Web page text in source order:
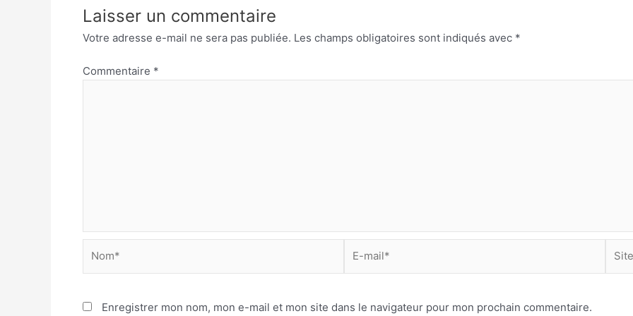
Laisser un commentaire
Votre adresse e-mail ne sera pas publiée. Les champs obligatoires sont indiqués avec *
Commentaire *
mail*
Enregistrer mon nom, mon e-mail et mon site dans le navigateur pour mon prochain commentaire.